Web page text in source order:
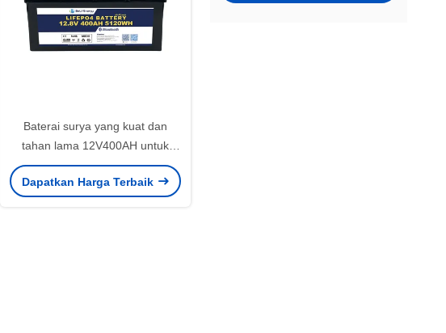
Baterai surya yang kuat dan
tahan lama 12V400AH untuk
suhu pengisian 0-60C Self-
discharge <3% Per Bulan
Dapatkan Harga Terbaik